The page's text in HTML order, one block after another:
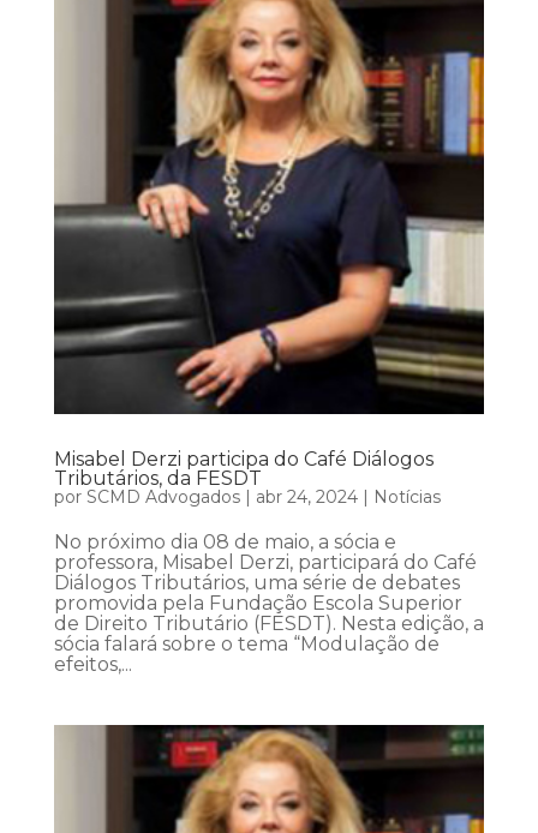
Misabel Derzi participa do Café Diálogos
Tributários, da FESDT
por SCMD Advogados| abr 24, 2024| Notícias
No próximo dia 08 de maio, a sócia e
professora, Misabel Derzi, participará do Café
Diálogos Tributários, uma série de debates
promovida pela Fundação Escola Superior
de Direito Tributário (FESDT). Nesta edição, a
sócia falará sobre o tema “Modulação de
efeitos,...